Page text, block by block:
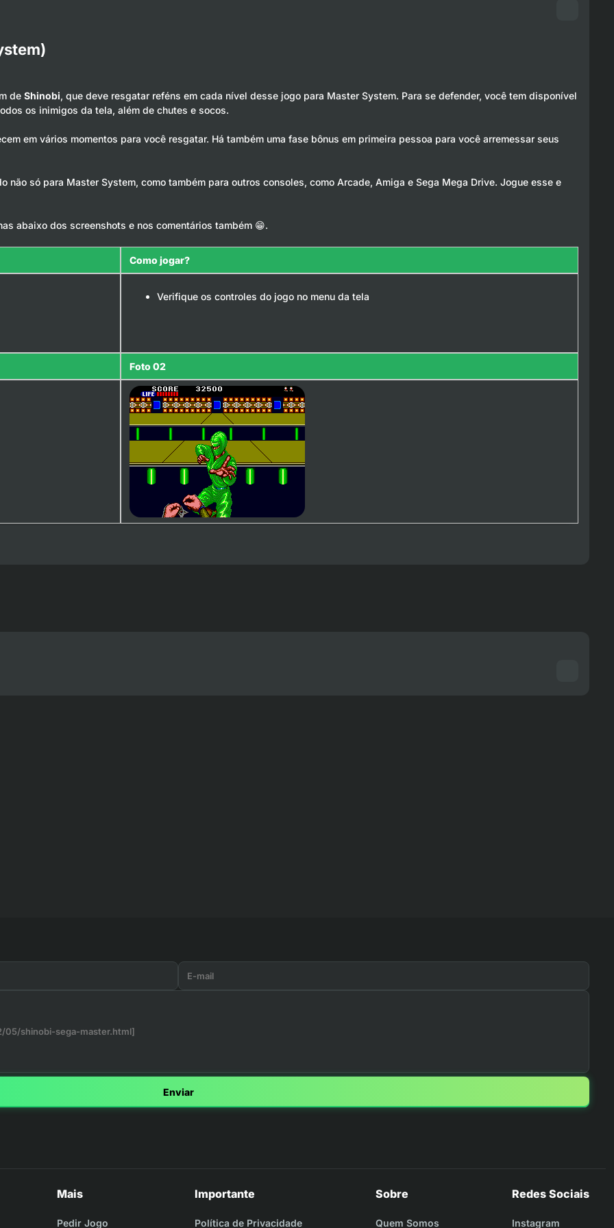
de Shinobi, que deve resgatar reféns em cada nível desse jogo para Master System. Para se defender, você tem disponível
os inimigos da tela, além de chutes e socos.
em vários momentos para você resgatar. Há também uma fase bônus em primeira pessoa para você arremessar seus
não só para Master System, como também para outros consoles, como Arcade, Amiga e Sega Mega Drive. Jogue esse e
abaixo dos screenshots e nos comentários também 😁.
Como jogar?
Verifique os controles do jogo no menu da tela
Foto 02
Enviar
Mais
Pedir Jogo
Importante
Política de Privacidade
Sobre
Quem Somos
Redes Sociais
Instagram